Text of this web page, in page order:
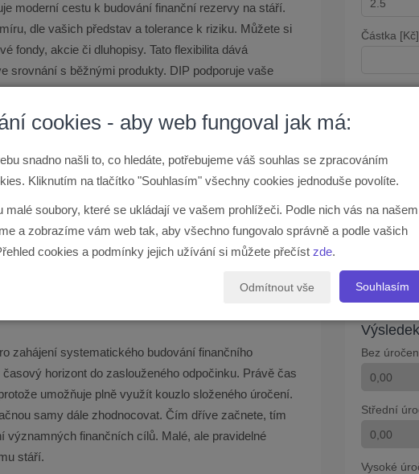
moderní cestu k budování finanční rezervy na stáří.
dle vašich představ a tolerance k riziku. Můžete si
fondy, akcie či dluhopisy. Tato flexibilita dává
srovnání s běžnými produkty. DIP podporuje vaše
nad budoucí penzí. Je to nástroj pro ty, kteří chtějí
od státu. Každý rok si můžete z daňového základu
do daně z příjmu a může vám přinést zpět až 7 200
poskytuje za vaši zodpovědnost v oblasti
znovu investovat a nechat je dále pracovat ve
je vhodné poradit se s finančním odborníkem. Ten
vašim individuálním potřebám a situaci.
s investováním na penzi co
zahájení systematického budování finančního
horizont do zaslouženého odpočinku. Právě čas
umožňuje plně využít kouzlo složeného úročení.
samy dále zhodnocovat. Čím dříve začnete, tím
finančních cílů. Malé, ale pravidelné
stáří.
Částka
Bez
Střední
Vysoké
Výsledek
Bez
Střední
Vysoké
cookies - aby web fungoval jak má:
snadno našli to, co hledáte, potřebujeme váš souhlas se zpracováním
Kliknutím na tlačítko "Souhlasím" všechny cookies jednoduše povolíte.
malé soubory, které se ukládají ve vašem prohlížeči. Podle nich vás na našem
a zobrazíme vám web tak, aby všechno fungovalo správně a podle vašich
cookies a podmínky jejich užívání si můžete přečíst zde.
Souhlasím
Odmítnout vše